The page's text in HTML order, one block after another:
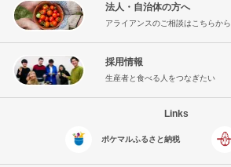
法人・自治体の方へ
アライアンスのご相談はこちらから
採用情報
生産者と食べる人をつなぎたい
Links
ポケマルふるさと納税